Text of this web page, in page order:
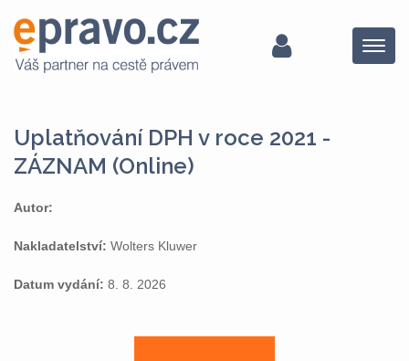
Menu
Uplatňování DPH v roce 2021 -
ZÁZNAM (Online)
Autor:
Nakladatelství: Wolters Kluwer
Datum vydání: 8. 8. 2026